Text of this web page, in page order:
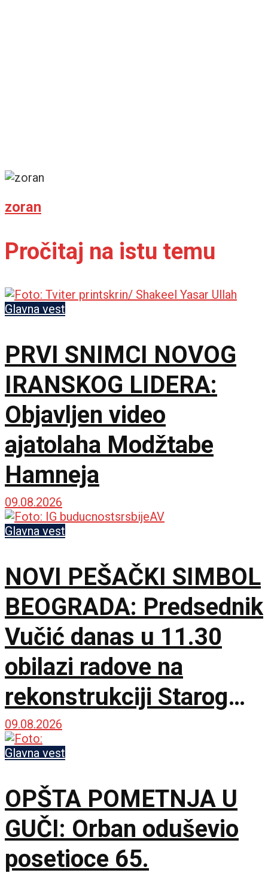
zoran
Pročitaj na istu temu
Glavna vest
PRVI SNIMCI NOVOG
IRANSKOG LIDERA:
Objavljen video
ajatolaha Modžtabe
Hamneja
09.08.2026
Glavna vest
NOVI PEŠAČKI SIMBOL
BEOGRADA: Predsednik
Vučić danas u 11.30
obilazi radove na
rekonstrukciji Starog
železničkog mosta
09.08.2026
Glavna vest
OPŠTA POMETNJA U
GUČI: Orban oduševio
posetioce 65.